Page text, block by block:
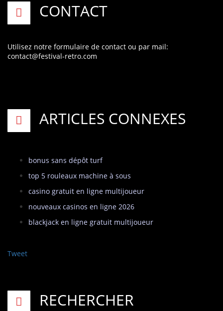
CONTACT
Utilisez notre formulaire de contact ou par mail:
contact@festival-retro.com
ARTICLES CONNEXES
bonus sans dépôt turf
top 5 rouleaux machine à sous
casino gratuit en ligne multijoueur
nouveaux casinos en ligne 2026
blackjack en ligne gratuit multijoueur
Tweet
RECHERCHER